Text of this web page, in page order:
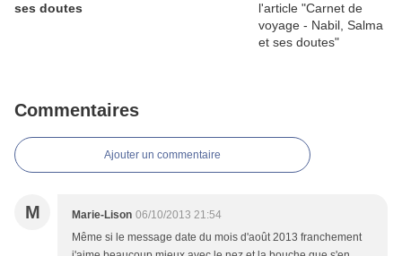
ses doutes
Commentaires
Ajouter un commentaire
M Marie-Lison 06/10/2013 21:54
Même si le message date du mois d'août 2013 franchement